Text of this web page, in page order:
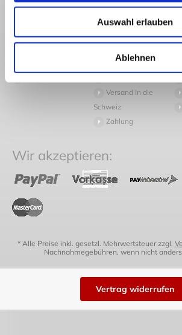
Auswahl erlauben
Ablehnen
Rechtliches
AGB
Kundendienst
Rückversand
Häufige Fragen
Versand in die
Schweiz
Zahlung
Wir akzeptieren:
* Alle Preise inkl. gesetzl. Mehrwertsteuer zzgl.
Nachnahmegebühren, wenn nicht
Vertrag widerrufen